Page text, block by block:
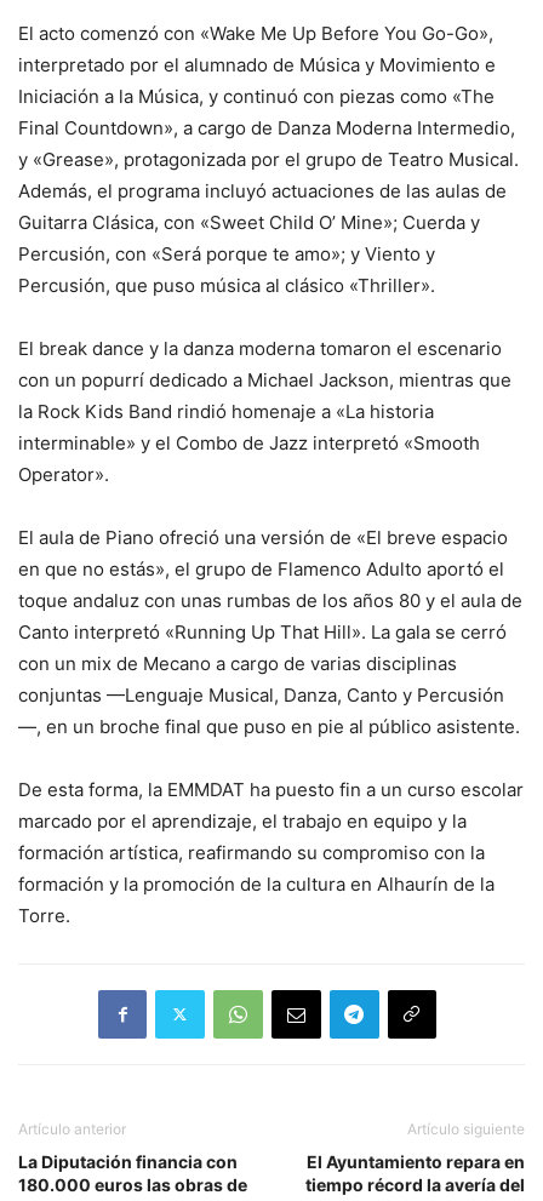
El acto comenzó con «Wake Me Up Before You Go-Go»,
interpretado por el alumnado de Música y Movimiento e
Iniciación a la Música, y continuó con piezas como «The
Final Countdown», a cargo de Danza Moderna Intermedio,
y «Grease», protagonizada por el grupo de Teatro Musical.
Además, el programa incluyó actuaciones de las aulas de
Guitarra Clásica, con «Sweet Child O’ Mine»; Cuerda y
Percusión, con «Será porque te amo»; y Viento y
Percusión, que puso música al clásico «Thriller».
El break dance y la danza moderna tomaron el escenario
con un popurrí dedicado a Michael Jackson, mientras que
la Rock Kids Band rindió homenaje a «La historia
interminable» y el Combo de Jazz interpretó «Smooth
Operator».
El aula de Piano ofreció una versión de «El breve espacio
en que no estás», el grupo de Flamenco Adulto aportó el
toque andaluz con unas rumbas de los años 80 y el aula de
Canto interpretó «Running Up That Hill». La gala se cerró
con un mix de Mecano a cargo de varias disciplinas
conjuntas —Lenguaje Musical, Danza, Canto y Percusión
—, en un broche final que puso en pie al público asistente.
De esta forma, la EMMDAT ha puesto fin a un curso escolar
marcado por el aprendizaje, el trabajo en equipo y la
formación artística, reafirmando su compromiso con la
formación y la promoción de la cultura en Alhaurín de la
Torre.
Artículo anterior
La Diputación financia con
180.000 euros las obras de
Artículo siguiente
El Ayuntamiento repara en
tiempo récord la avería del